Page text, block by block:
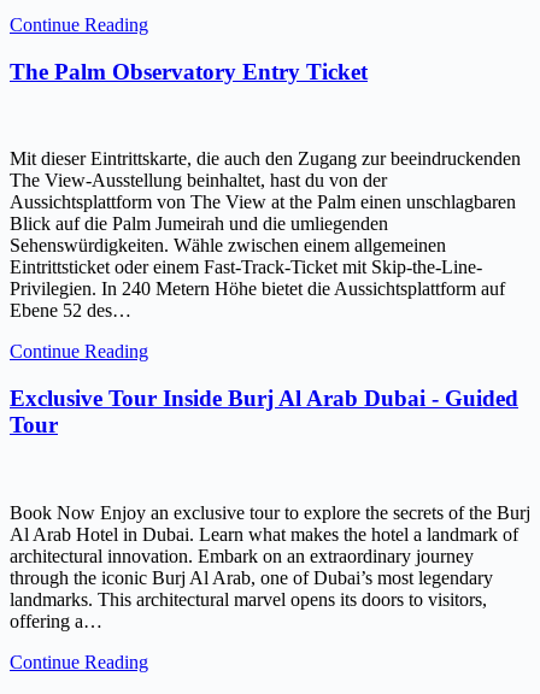
Continue Reading
The Palm Observatory Entry Ticket
Mit dieser Eintrittskarte, die auch den Zugang zur beeindruckenden
The View-Ausstellung beinhaltet, hast du von der
Aussichtsplattform von The View at the Palm einen unschlagbaren
Blick auf die Palm Jumeirah und die umliegenden
Sehenswürdigkeiten. Wähle zwischen einem allgemeinen
Eintrittsticket oder einem Fast-Track-Ticket mit Skip-the-Line-
Privilegien. In 240 Metern Höhe bietet die Aussichtsplattform auf
Ebene 52 des…
Continue Reading
Exclusive Tour Inside Burj Al Arab Dubai - Guided
Tour
Book Now Enjoy an exclusive tour to explore the secrets of the Burj
Al Arab Hotel in Dubai. Learn what makes the hotel a landmark of
architectural innovation. Embark on an extraordinary journey
through the iconic Burj Al Arab, one of Dubai’s most legendary
landmarks. This architectural marvel opens its doors to visitors,
offering a…
Continue Reading